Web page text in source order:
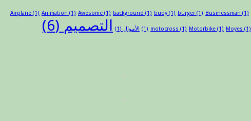
Airplane (1) Animation (1) Awesome (1) background (1) buoy (1) burger (1) Businessman (1)
(1) motocross (1) Motorbike (1) Moyes (1) الأموال (1) التصميم (6)